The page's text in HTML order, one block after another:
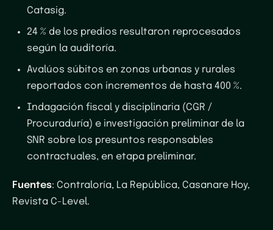
Catasig.
24 % de los predios resultaron reprocesados
según la auditoría.
Avalúos súbitos en zonas urbanas y rurales
reportados con incrementos de hasta 400 %.
Indagación fiscal y disciplinaria (CGR /
Procuraduría) e investigación preliminar de la
SNR sobre los presuntos responsables
contractuales, en etapa preliminar.
Fuentes: Contraloría, La República, Casanare Hoy,
Revista C-Level.